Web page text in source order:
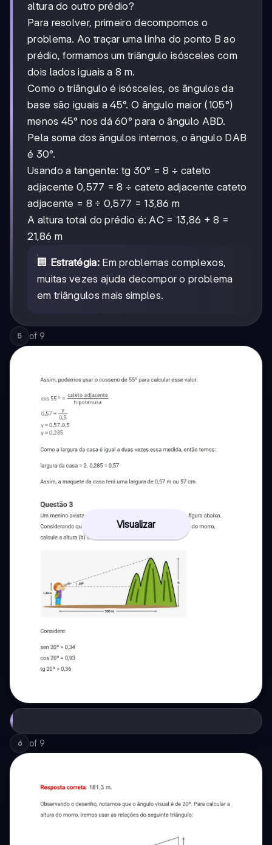
altura do outro prédio?
Para resolver, primeiro decompomos o
problema. Ao traçar uma linha do ponto B ao
prédio, formamos um triângulo isósceles com
dois lados iguais a 8 m.
Como o triângulo é isósceles, os ângulos da
base são iguais a 45°. O ângulo maior (105°)
menos 45° nos dá 60° para o ângulo ABD.
Pela soma dos ângulos internos, o ângulo DAB
é 30°.
Usando a tangente: tg 30° = 8 ÷ cateto
adjacente 0,577 = 8 ÷ cateto adjacente cateto
adjacente = 8 ÷ 0,577 = 13,86 m
A altura total do prédio é: AC = 13,86 + 8 =
21,86 m
🏢 Estratégia:Em problemas complexos,
muitas vezes ajuda decompor o problema
em triângulos mais simples.
5 of 9
Visualizar
6 of 9